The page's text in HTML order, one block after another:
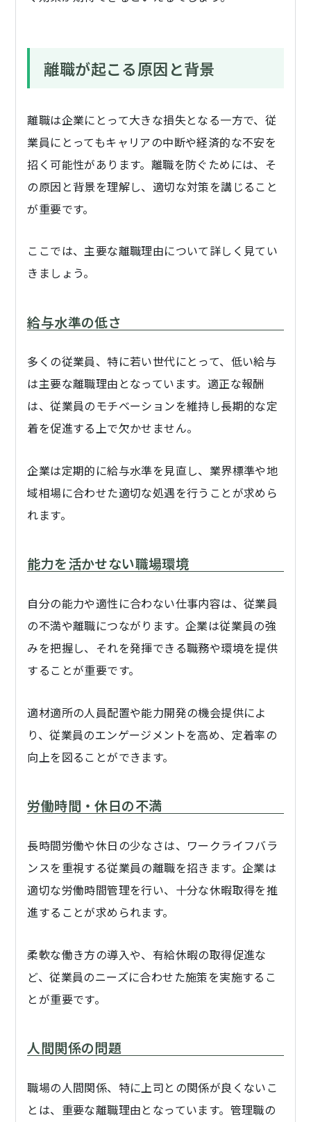
離職が起こる原因と背景
離職は企業にとって大きな損失となる一方で、従
業員にとってもキャリアの中断や経済的な不安を
招く可能性があります。離職を防ぐためには、そ
の原因と背景を理解し、適切な対策を講じること
が重要です。
ここでは、主要な離職理由について詳しく見てい
きましょう。
給与水準の低さ
多くの従業員、特に若い世代にとって、低い給与
は主要な離職理由となっています。適正な報酬
は、従業員のモチベーションを維持し長期的な定
着を促進する上で欠かせません。
企業は定期的に給与水準を見直し、業界標準や地
域相場に合わせた適切な処遇を行うことが求めら
れます。
能力を活かせない職場環境
自分の能力や適性に合わない仕事内容は、従業員
の不満や離職につながります。企業は従業員の強
みを把握し、それを発揮できる職務や環境を提供
することが重要です。
適材適所の人員配置や能力開発の機会提供によ
り、従業員のエンゲージメントを高め、定着率の
向上を図ることができます。
労働時間・休日の不満
長時間労働や休日の少なさは、ワークライフバラ
ンスを重視する従業員の離職を招きます。企業は
適切な労働時間管理を行い、十分な休暇取得を推
進することが求められます。
柔軟な働き方の導入や、有給休暇の取得促進な
ど、従業員のニーズに合わせた施策を実施するこ
とが重要です。
人間関係の問題
職場の人間関係、特に上司との関係が良くないこ
とは、重要な離職理由となっています。管理職の